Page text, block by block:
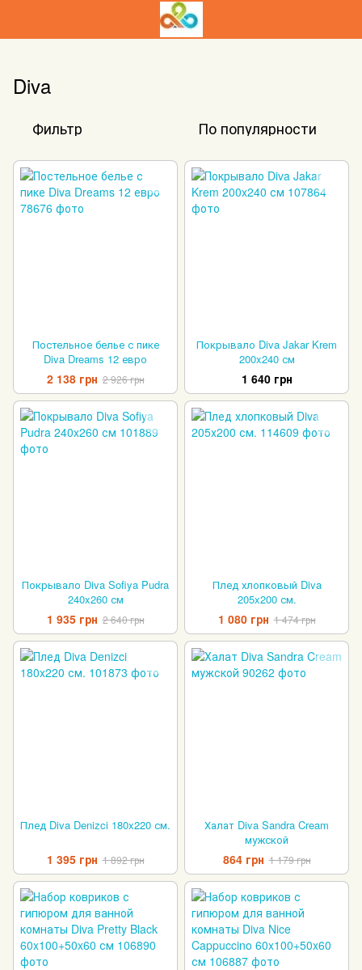
Diva
Фильтр По популярности
Постельное белье с пике
Diva Dreams 12 евро
2 138 грн 2 926 грн
Покрывало Diva Jakar Krem
200x240 см
1 640 грн
Покрывало Diva Sofiya Pudra
240x260 см
1 935 грн 2 640 грн
Плед хлопковый Diva
205x200 см.
1 080 грн 1 474 грн
Плед Diva Denizci 180x220 см.
1 395 грн 1 892 грн
Халат Diva Sandra Cream
мужской
864 грн 1 179 грн